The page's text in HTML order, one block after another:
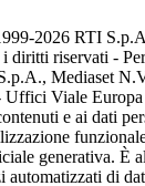
2026 RTI
diritti riservati -
Mediaset
Uffici Viale
e ai dati
generativa. È
automatizzati di